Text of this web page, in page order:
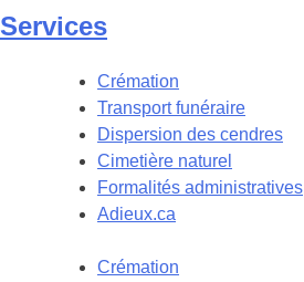
Services
Crémation
Transport funéraire
Dispersion des cendres
Cimetière naturel
Formalités administratives
Adieux.ca
Crémation